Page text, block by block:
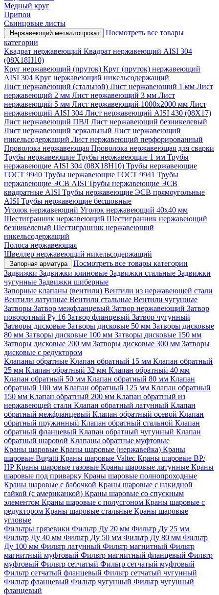
Медный круг
Припои
Свинцовые листы
Нержавеющий металлопрокат
Посмотреть все товары
категории
Квадрат нержавеющий Квадрат нержавеющий AISI 304
(08Х18Н10)
Круг нержавеющий (пруток) Круг (пруток) нержавеющий
AISI 304 Круг нержавеющий никельсодержащий
Лист нержавеющий (стальной) Лист нержавеющий 1 мм Лист
нержавеющий 2 мм Лист нержавеющий 3 мм Лист
нержавеющий 5 мм Лист нержавеющий 1000х2000 мм Лист
нержавеющий AISI 304 Лист нержавеющий AISI 430 (08Х17)
Лист нержавеющий ПВЛ Лист нержавеющий безникелевый
Лист нержавеющий зеркальный Лист нержавеющий
никельсодержащий Лист нержавеющий перфорированный
Проволока нержавеющая Проволока нержавеющая для сварки
Трубы нержавеющие Трубы нержавеющие 1 мм Трубы
нержавеющие AISI 304 (08Х18Н10) Трубы нержавеющие
ГОСТ 9940 Трубы нержавеющие ГОСТ 9941 Трубы
нержавеющие ЭСВ AISI Трубы нержавеющие ЭСВ
квадратные AISI Трубы нержавеющие ЭСВ прямоугольные
AISI Трубы нержавеющие бесшовные
Уголок нержавеющий Уголок нержавеющий 40x40 мм
Шестигранник нержавеющий Шестигранник нержавеющий
безникелевый Шестигранник нержавеющий
никельсодержащий
Полоса нержавеющая
Швеллер нержавеющий никельсодержащий
Запорная арматура
Посмотреть все товары категории
Задвижки Задвижки клиновые Задвижки стальные Задвижки
чугунные Задвижки шиберные
Запорные клапаны (вентили) Вентили из нержавеющей стали
Вентили латунные Вентили стальные Вентили чугунные
Затворы Затвор межфланцевый Затвор нержавеющий Затвор
поворотный Ру 16 Затвор фланцевый Затвор чугунный
Затворы дисковые Затворы дисковые 50 мм Затворы дисковые
80 мм Затворы дисковые 100 мм Затворы дисковые 150 мм
Затворы дисковые 200 мм Затворы дисковые 300 мм Затворы
дисковые с редуктором
Клапаны обратные Клапан обратный 15 мм Клапан обратный
25 мм Клапан обратный 32 мм Клапан обратный 40 мм
Клапан обратный 50 мм Клапан обратный 80 мм Клапан
обратный 100 мм Клапан обратный 125 мм Клапан обратный
150 мм Клапан обратный 200 мм Клапан обратный из
нержавеющей стали Клапан обратный латунный Клапан
обратный межфланцевый Клапан обратный осевой Клапан
обратный пружинный Клапан обратный стальной Клапан
обратный фланцевый Клапан обратный чугунный Клапан
обратный шаровой Клапаны обратные муфтовые
Краны шаровые Краны шаровые (нержавейка) Краны
шаровые Bugatti Краны шаровые Valtec Краны шаровые ВР/
НР Краны шаровые газовые Краны шаровые латунные Краны
шаровые под приварку Краны шаровые полнопроходные
Краны шаровые с бабочкой Краны шаровые с накидной
гайкой (с американкой) Краны шаровые со спускным
элементом Краны шаровые с полусгоном Краны шаровые с
редуктором Краны шаровые стальные Краны шаровые
угловые
Фильтры грязевики Фильтр Ду 20 мм Фильтр Ду 25 мм
Фильтр Ду 40 мм Фильтр Ду 50 мм Фильтр Ду 80 мм Фильтр
Ду 100 мм Фильтр латунный Фильтр магнитный Фильтр
магнитный муфтовый Фильтр магнитный фланцевый Фильтр
муфтовый Фильтр сетчатый Фильтр сетчатый муфтовый
Фильтр сетчатый фланцевый Фильтр сетчатый чугунный
Фильтр фланцевый Фильтр чугунный Фильтр чугунный
фланцевый